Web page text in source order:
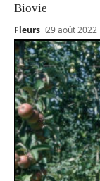
Biovie
Fleurs 29 août 2022